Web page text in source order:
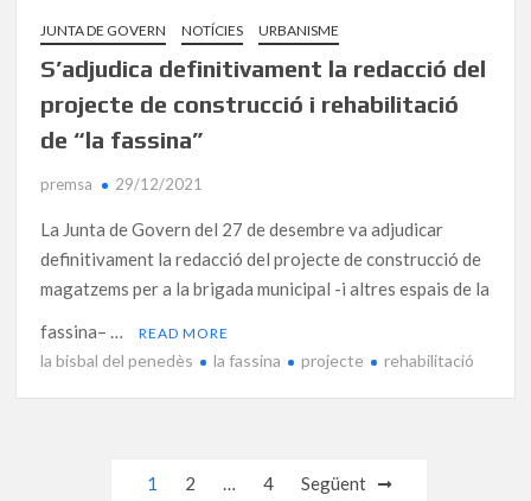
JUNTA DE GOVERN NOTÍCIES URBANISME
S’adjudica definitivament la redacció del
projecte de construcció i rehabilitació
de “la fassina”
premsa 29/12/2021
La Junta de Govern del 27 de desembre va adjudicar
definitivament la redacció del projecte de construcció de
magatzems per a la brigada municipal -i altres espais de la
fassina– …
READ MORE
la bisbal del penedès la fassina projecte rehabilitació
Navegació
1 2 … 4 Següent